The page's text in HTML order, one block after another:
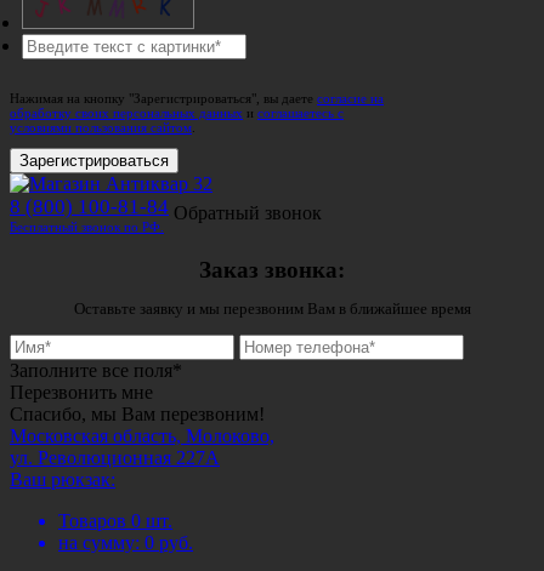
Нажимая на кнопку "Зарегистрироваться", вы даете согласие на
обработку своих персональных данных и соглашаетесь с
условиями пользования сайтом
Зарегистрироваться
8 (800) 100-81-84
Бесплатный звонок по РФ.
Обратный звонок
Заказ звонка:
Оставьте заявку и мы перезвоним Вам в ближайшее время
Заполните все поля*
Перезвонить мне
Спасибо, мы Вам перезвоним!
Московская область, Молоково,
ул. Революционная 227А
Ваш рюкзак:
Товаров 0 шт.
на сумму: 0 руб.